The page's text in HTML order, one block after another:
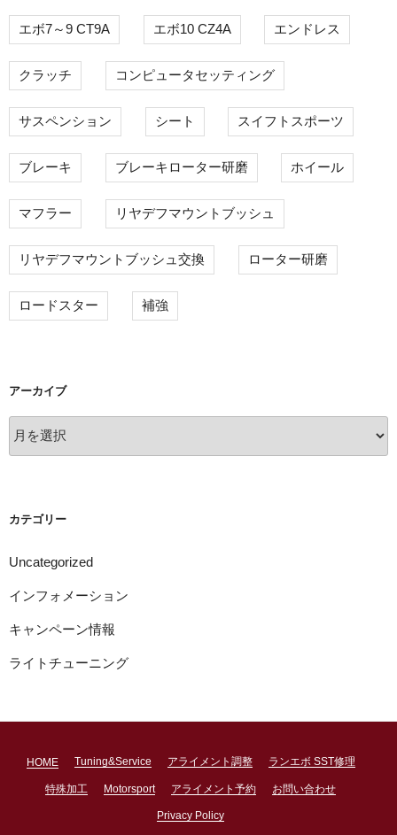
エボ7～9 CT9A エボ10 CZ4A エンドレス
クラッチ コンピュータセッティング
サスペンション シート スイフトスポーツ
ブレーキ ブレーキローター研磨 ホイール
マフラー リヤデフマウントブッシュ
リヤデフマウントブッシュ交換 ローター研磨
ロードスター 補強
アーカイブ
ー
カテゴリー
Uncategorized
インフォメーション
キャンペーン情報
ライトチューニング
HOME Tuning&Service アライメント調整 ランエボ SST修理
特殊加工 Motorsport アライメント予約 お問い合わせ
Privacy Policy